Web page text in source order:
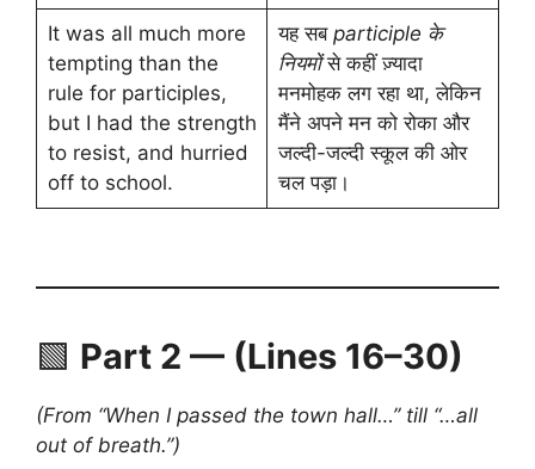
It was all much more
tempting than the
rule for participles,
but I had the strength
to resist, and hurried
off to school.
यह सब participle के
नियमोंसे कहीं ज़्यादा
मनमोहक लग रहा था, लेकिन
मैंने अपने मन को रोका और
जल्दी-जल्दी स्कूल की ओर
चल पड़ा।
🟩 Part 2 — (Lines 16–30)
(From “When I passed the town hall…” till “…all
out of breath.”)